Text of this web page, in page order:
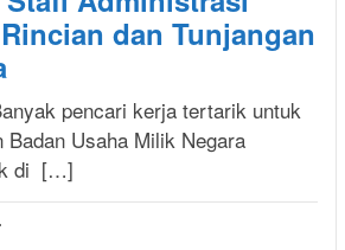
dan Tunjangan
pencari kerja tertarik untuk
Badan Usaha Milik Negara
di […]